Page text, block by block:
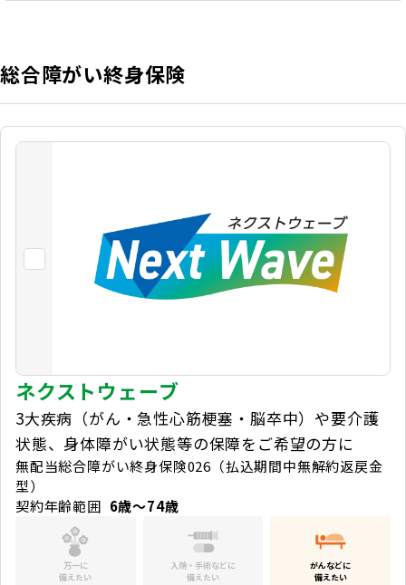
総合障がい終身保険
ネクストウェーブ
3大疾病（がん・急性心筋梗塞・脳卒中）や要介護
状態、身体障がい状態等の保障をご希望の方に
無配当総合障がい終身保険026（払込期間中無解約返戻金
型）
契約年齢範囲 6歳～74歳
万一に
備えたい
入院・手術などに
備えたい
がんなどに
備えたい